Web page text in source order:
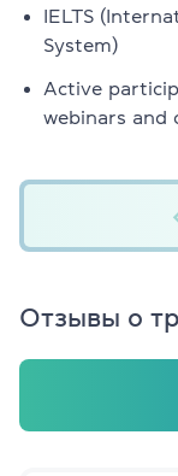
IELTS
System)
Active
webinars and
Отзывы о